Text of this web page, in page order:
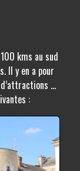
kms au sud
Il y en a pour
…
: